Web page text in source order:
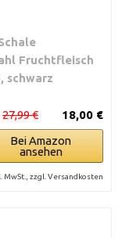
Fruchtfleisch
schwarz
18,00 €
27,99 €
Bei Amazon
ansehen
MwSt., zzgl. Versandkosten